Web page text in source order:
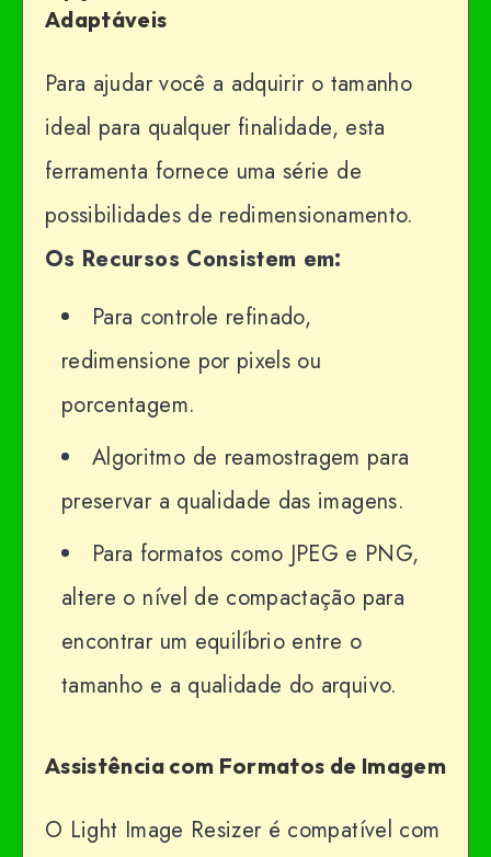
Adaptáveis
Para ajudar você a adquirir o tamanho
ideal para qualquer finalidade, esta
ferramenta fornece uma série de
possibilidades de redimensionamento.
Os Recursos Consistem em:
Para controle refinado,
redimensione por pixels ou
porcentagem.
Algoritmo de reamostragem para
preservar a qualidade das imagens.
Para formatos como JPEG e PNG,
altere o nível de compactação para
encontrar um equilíbrio entre o
tamanho e a qualidade do arquivo.
Assistência com Formatos de Imagem
O Light Image Resizer é compatível com